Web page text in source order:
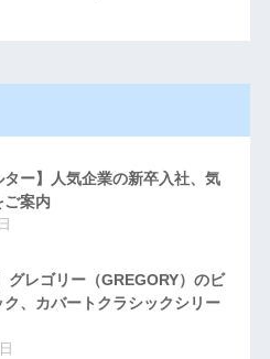
ター】人気企業の新卒入社、気
ご案内
グレゴリー（GREGORY）のビ
ク、カバートクラシックシリー